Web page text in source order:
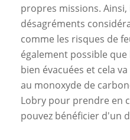
propres missions.
désagréments
comme les risques de
également possible
bien évacuées et cela
au monoxyde de
Lobry pour prendre en
pouvez bénéficier d'un